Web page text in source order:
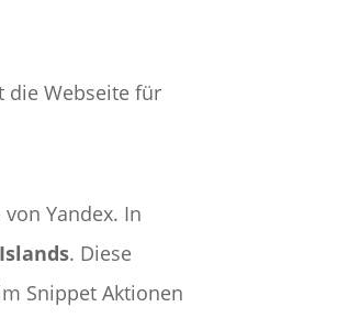
die Webseite für
Yandex. In
. Diese
Snippet Aktionen